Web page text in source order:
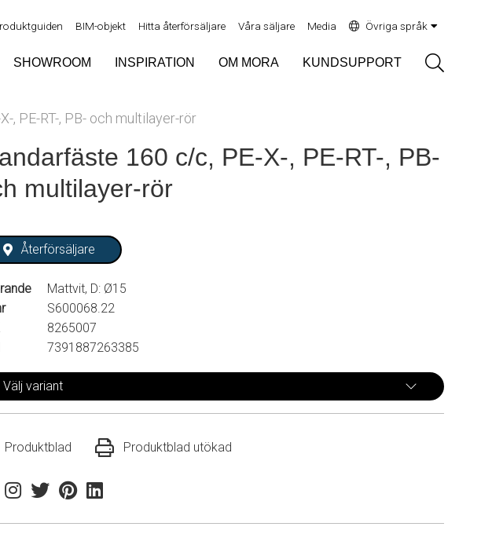
BIM-objekt Hitta återförsäljare Våra säljare Media Övriga språk
SHOWROOM INSPIRATION OM MORA KUNDSUPPORT
, PE-RT-, PB- och multilayer-rör
160 c/c, PE-X-, PE-RT-, PB-
multilayer-rör
Återförsäljare
Mattvit, D: Ø15
S600068.22
8265007
7391887263385
Välj variant
Produktblad Produktblad utökad
Instagram
TwitterPinterestLinkedin